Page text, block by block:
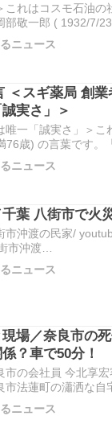
これはコスモ石油
部敬一郎 ( 1932/7/
す。コスモ石油の
供給（機能的価値）
ニュース
＜スギ薬局 創
実さ」＞
唯一「誠実さ」＞
76歳) の言葉です。
ネスの根幹を成す
のポイントを3つに
ニュース
葉 八街市で火
市沖渡の民家/
市沖渡
https://
ニュース
場／奈良市の
？車で50分！
市の会社員 今北享
市法蓮町の瀟洒な自
県…
ニュース